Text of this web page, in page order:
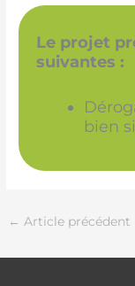
Le projet
suivantes :
bien
← Article précédent